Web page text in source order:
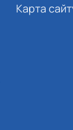
Карта